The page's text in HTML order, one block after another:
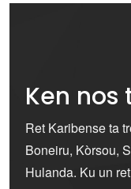
Ken nos
Ret Karibense ta
Boneiru, Kòrsou,
Hulanda. Ku un